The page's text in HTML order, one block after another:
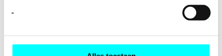
-